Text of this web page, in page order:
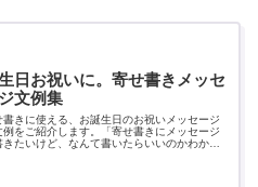
日お祝いに。寄せ書きメッセ
文例集
書きに使える、お誕生日のお祝いメッセージ
例をご紹介します。「寄せ書きにメッセージ
きたいけど、なんて書いたらいいのかわから